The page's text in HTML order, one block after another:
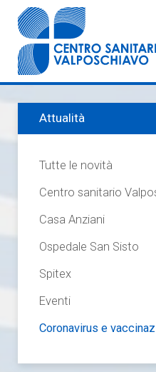
Attualità
Tutte le novità
Centro sanitario
Casa Anziani
Ospedale San Sisto
Spitex
Eventi
Coronavirus e